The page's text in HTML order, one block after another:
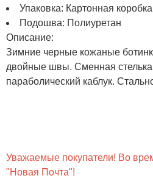
Упаковка: Картонная коробка
Подошва: Полиуретан
Описание:
Зимние черные кожаные
двойные швы. Сменная
параболический каблук.
Уважаемые покупатели! Во
"Новая Почта"!